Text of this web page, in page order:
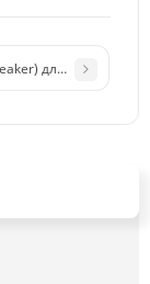
для Oppo A53
для Realme